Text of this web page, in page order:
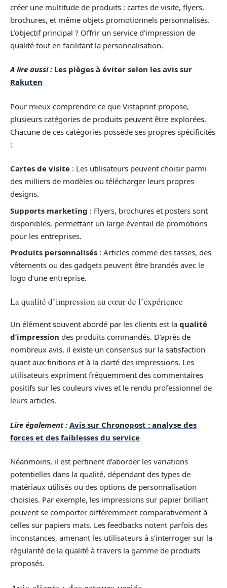
créer une multitude de produits : cartes de visite, flyers,
brochures, et même objets promotionnels personnalisés.
L’objectif principal ? Offrir un service d’impression de
qualité tout en facilitant la personnalisation.
A lire aussi : Les pièges à éviter selon les avis sur
Rakuten
Pour mieux comprendre ce que Vistaprint propose,
plusieurs catégories de produits peuvent être explorées.
Chacune de ces catégories possède ses propres spécificités
:
Cartes de visite : Les utilisateurs peuvent choisir parmi
des milliers de modèles ou télécharger leurs propres
designs.
Supports marketing : Flyers, brochures et posters sont
disponibles, permettant un large éventail de promotions
pour les entreprises.
Produits personnalisés : Articles comme des tasses, des
vêtements ou des gadgets peuvent être brandés avec le
logo d’une entreprise.
La qualité d’impression au cœur de l’expérience
Un élément souvent abordé par les clients est la qualité
d’impression des produits commandés. D’après de
nombreux avis, il existe un consensus sur la satisfaction
quant aux finitions et à la clarté des impressions. Les
utilisateurs expriment fréquemment des commentaires
positifs sur les couleurs vives et le rendu professionnel de
leurs articles.
Lire également : Avis sur Chronopost : analyse des
forces et des faiblesses du service
Néanmoins, il est pertinent d’aborder les variations
potentielles dans la qualité, dépendant des types de
matériaux utilisés ou des options de personnalisation
choisies. Par exemple, les impressions sur papier brillant
peuvent se comporter différemment comparativement à
celles sur papiers mats. Les feedbacks notent parfois des
inconstances, amenant les utilisateurs à s’interroger sur la
régularité de la qualité à travers la gamme de produits
proposés.